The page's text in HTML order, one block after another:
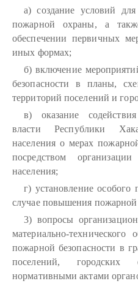
а) создание условий
пожарной охраны, а
обеспечении первичных
иных формах;
б) включение
безопасности в планы,
территорий поселений и
в) оказание
власти Республики
населения о мерах
посредством
населения;
г) установление
случае повышения пожарной
3) вопросы
материально-
пожарной безопасности в
поселений, городских
нормативными актами